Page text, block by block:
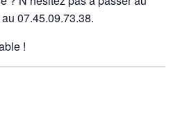
07.45.09.73.38.
!